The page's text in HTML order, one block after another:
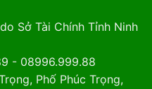
Sở Tài Chính Tỉnh Ninh
- 08996.999.88
Phố Phúc Trọng,